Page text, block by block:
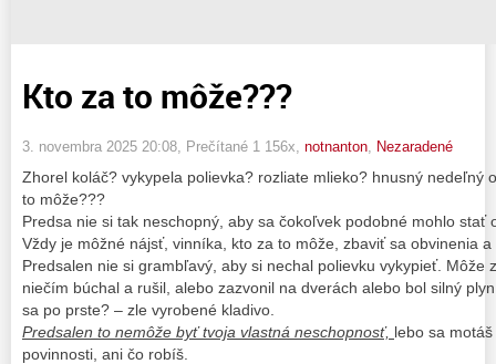
Kto za to môže???
3. novembra 2025 20:08 , Prečítané 1 156x, notnanton Nezaradené
Zhorel koláč? vykypela polievka? rozliate mlieko? hnusný nedeľný
to môže???
Predsa nie si tak neschopný, aby sa čokoľvek podobné mohlo stať
Vždy je môžné nájsť, vinníka, kto za to môže, zbaviť sa obvinenia
Predsalen nie si grambľavý, aby si nechal polievku vykypieť. Môže
niečím búchal a rušil, alebo zazvonil na dverách alebo bol silný
sa po prste? – zle vyrobené kladivo.
Predsalen to nemôže byť tvoja vlastná neschopnosť, lebo sa
povinnosti, ani čo robíš.